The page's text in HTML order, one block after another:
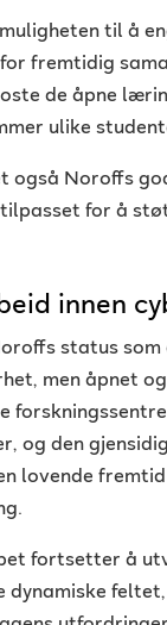
til å
fremtidig
de åpne
ulike
også Noroffs
for å
innen
status som
men åpnet
og den
lovende fremtid
fortsetter å